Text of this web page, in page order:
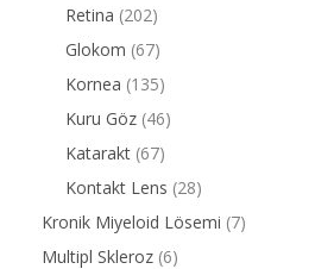
Retina (202)
Glokom (67)
Kornea (135)
Kuru Göz (46)
Katarakt (67)
Kontakt Lens (28)
Kronik Miyeloid Lösemi (7)
Multipl Skleroz (6)